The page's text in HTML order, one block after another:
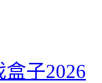
盒子2026